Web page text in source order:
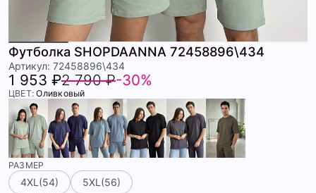
Футболка SHOPDAANNA 72458896\434
Артикул: 72458896\434
1 953 ₽2 790 ₽-30%
ЦВЕТ:Оливковый
РАЗМЕР
4XL(54) 5XL(56)